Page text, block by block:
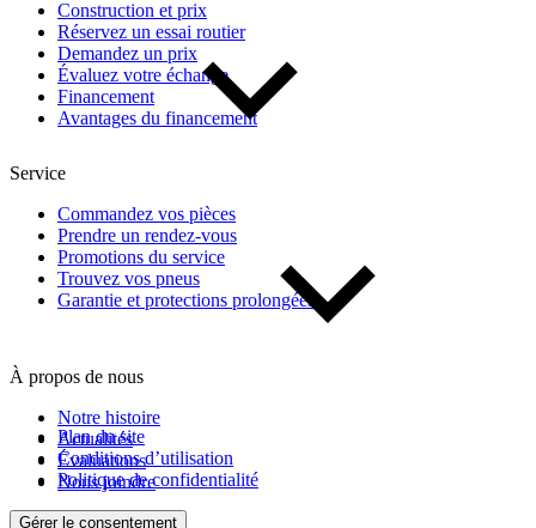
Construction et prix
Réservez un essai routier
Demandez un prix
Évaluez votre échange
Financement
Avantages du financement
Service
Commandez vos pièces
Prendre un rendez-vous
Promotions du service
Trouvez vos pneus
Garantie et protections prolongées
À propos de nous
Notre histoire
Actualités
Évaluations
Nous joindre
Plan du site
Conditions d’utilisation
Politique de confidentialité
Gérer le consentement